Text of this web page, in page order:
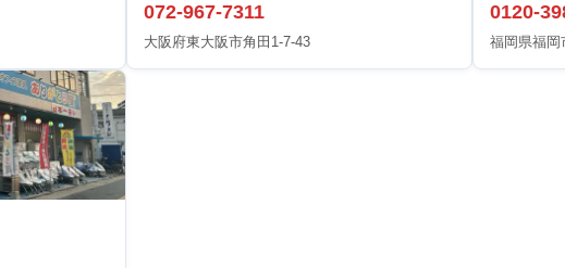
072-967-7311
大阪府東大阪市角田1-7-43
0120-
福岡県福岡